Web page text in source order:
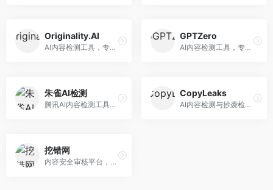
Originality.AI
AI内容检测工具，专注于内容原创性验证。面向内容创作者和出版商，提供AI检测、抄袭检测、批量分析等服务，检测精度高。
GPTZero
AI内容检测工具，专注于AI生成文本识别。面向教育工作者和出版商，提供文本检测、批量分析、API接口等服务，检测准确率高。
朱雀AI检测
腾讯AI内容检测工具，专注于中文内容识别。面向中文用户，提供AI内容检测、文本分析、报告生成等服务，中文检测专业。
CopyLeaks
AI内容检测与抄袭检测平台，专注于内容原创性验证。面向教育机构和出版商，提供AI检测、抄袭检测、多语言支持等服务，检测全面。
挖错网
内容安全审核平台，专注于违规内容检测。面向企业和平台，提供内容审核、敏感词检测、风险预警等服务，安全审核专业。